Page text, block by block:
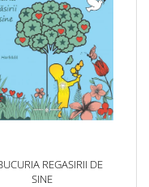
REGASIRII DE
SINE